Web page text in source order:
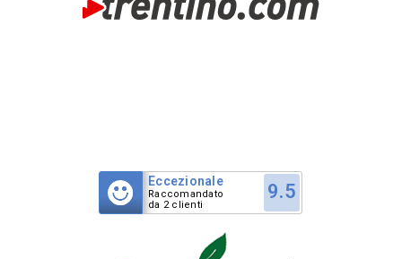
Eccezionale
Raccomandato
da 2 clienti
9.5